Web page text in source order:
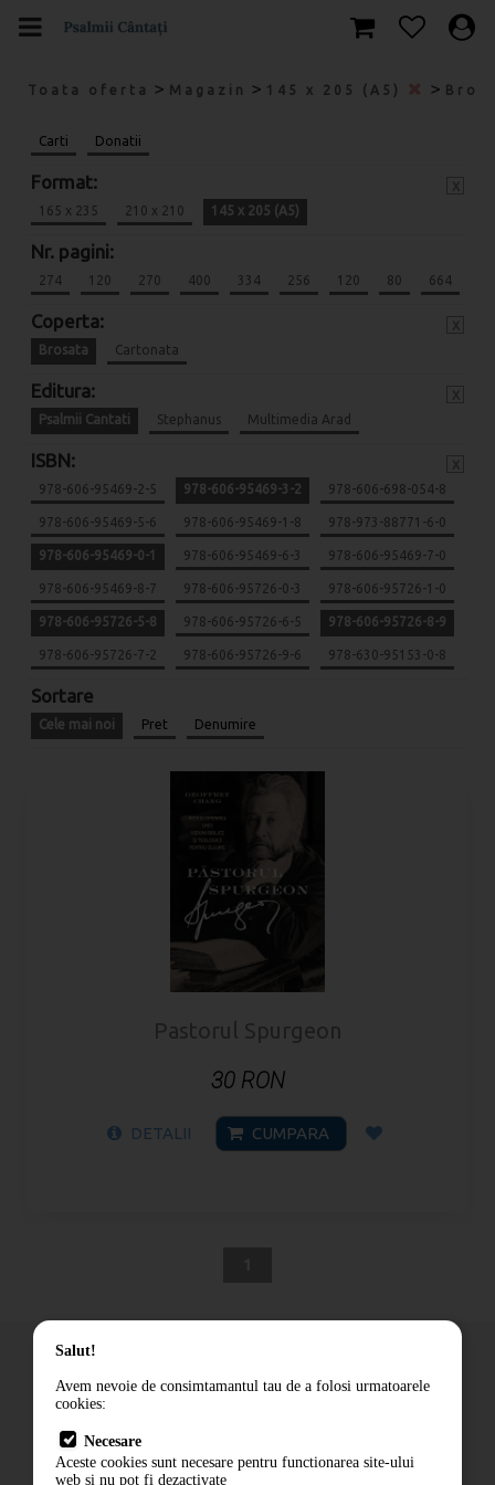
Toata oferta > Magazin > 145 x 205 (A5) >
Carti Donatii
Format:
165 x 235 210 x 210 145 x 205 (A5)
Nr. pagini:
274 120 270 400 334 256 120 80 664
Coperta:
Brosata Cartonata
Editura:
Psalmii Cantati Stephanus Multimedia Arad
ISBN:
978-606-95469-2-5 978-606-95469-3-2 978-606-698-054-8
978-606-95469-5-6 978-606-95469-1-8 978-973-88771-6-0
978-606-95469-0-1 978-606-95469-6-3 978-606-95469-7-0
978-606-95469-8-7 978-606-95726-0-3 978-606-95726-1-0
978-606-95726-5-8 978-606-95726-6-5 978-606-95726-8-9
978-606-95726-7-2 978-606-95726-9-6 978-630-95153-0-8
Sortare
Cele mai noi Pret Denumire
Pastorul Spurgeon
30 RON
DETALII CUMPARA
Cum comand
Livrare
Contact
Salut!
Avem nevoie de consimtamantul tau de a folosi urmatoarele
cookies:
Necesare
Aceste cookies sunt necesare pentru functionarea site-ului
web si nu pot fi dezactivate